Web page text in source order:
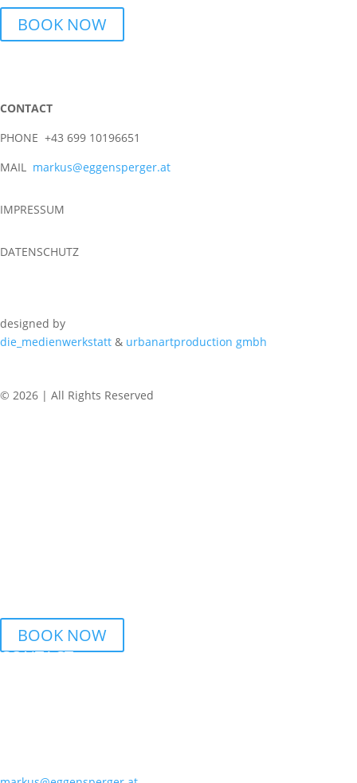
BOOK NOW
CONTACT
PHONE +43 699 10196651
MAIL markus@eggensperger.at
IMPRESSUM
DATENSCHUTZ
designed by
die_medienwerkstatt & urbanartproduction gmbh
© 2026 | All Rights Reserved
BOOK NOW
CONTACT